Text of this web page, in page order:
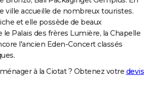
ville accueille de nombreux touristes.
et elle possède de beaux
Palais des frères Lumière, la Chapelle
l'ancien Eden-Concert classés
à la Ciotat ? Obtenez votre devis